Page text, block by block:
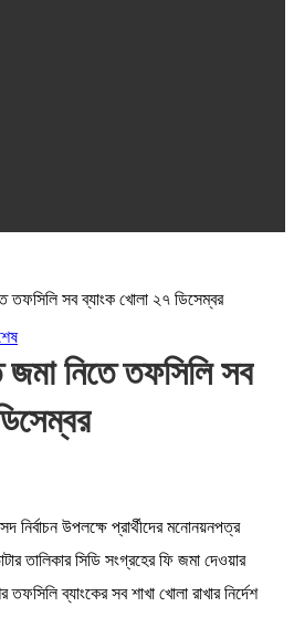
তফসিলি সব ব্যাংক খোলা ২৭ ডিসেম্বর
জমা নিতে তফসিলি সব
উপলক্ষে প্রার্থীদের মনোনয়নপত্র
তালিকার সিডি সংগ্রহের ফি জমা দেওয়ার
ব্যাংকের সব শাখা খোলা রাখার নির্দেশ